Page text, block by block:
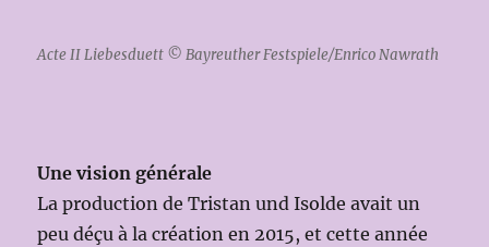
Acte II Liebesduett © Bayreuther Festspiele/Enrico Nawrath
Une vision générale
La production de Tristan und Isolde avait un
peu déçu à la création en 2015, et cette année